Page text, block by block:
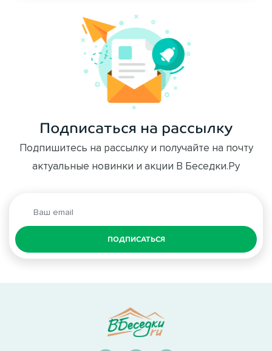
Подписаться на рассылку
Подпишитесь на рассылку и получайте на почту
актуальные новинки и акции В Беседки.Ру
ПОДПИСАТЬСЯ